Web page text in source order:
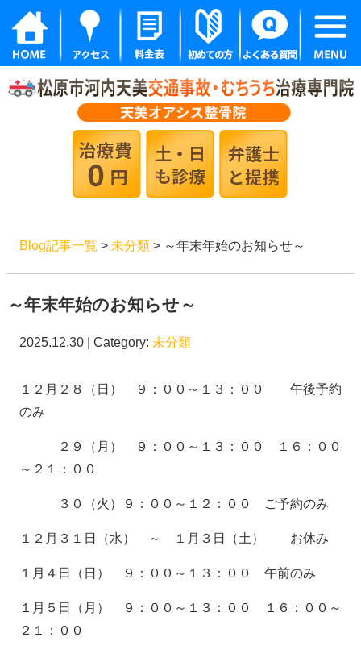
Blog記事一覧 > 未分類> ～年末年始のお知らせ～
～年末年始のお知らせ～
2025.12.30 | Category: 未分類
１２月２８（日） ９：００～１３：００ 午後予約
のみ
２９（月） ９：００～１３：００ １６：００
～２１：００
３０（火）９：００～１２：００ ご予約のみ
１２月３１日（水） ～ １月３日（土） お休み
１月４日（日） ９：００～１３：００ 午前のみ
１月５日（月） ９：００～１３：００ １６：００～
２１：００